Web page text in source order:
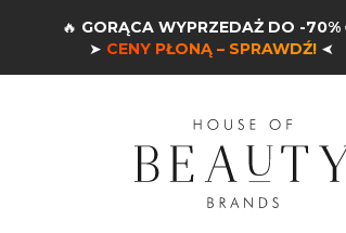
🔥 GORĄCA WYPRZEDAŻ DO -70%
➤ CENY PŁONĄ – SPRAWDŹ! ➤